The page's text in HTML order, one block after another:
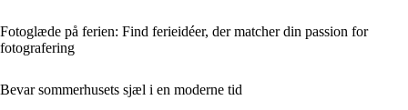
Fotoglæde på ferien: Find ferieidéer, der matcher din passion for
fotografering
Bevar sommerhusets sjæl i en moderne tid